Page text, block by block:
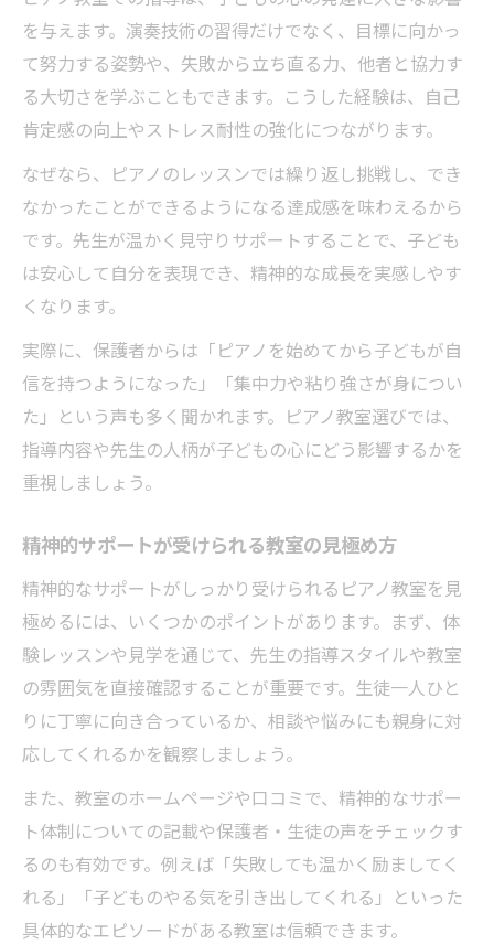
を与えます。演奏技術の習得だけでなく、目標に向かっ
て努力する姿勢や、失敗から立ち直る力、他者と協力す
る大切さを学ぶこともできます。こうした経験は、自己
肯定感の向上やストレス耐性の強化につながります。
なぜなら、ピアノのレッスンでは繰り返し挑戦し、でき
なかったことができるようになる達成感を味わえるから
です。先生が温かく見守りサポートすることで、子ども
は安心して自分を表現でき、精神的な成長を実感しやす
くなります。
実際に、保護者からは「ピアノを始めてから子どもが自
信を持つようになった」「集中力や粘り強さが身につい
た」という声も多く聞かれます。ピアノ教室選びでは、
指導内容や先生の人柄が子どもの心にどう影響するかを
重視しましょう。
精神的サポートが受けられる教室の見極め方
精神的なサポートがしっかり受けられるピアノ教室を見
極めるには、いくつかのポイントがあります。まず、体
験レッスンや見学を通じて、先生の指導スタイルや教室
の雰囲気を直接確認することが重要です。生徒一人ひと
りに丁寧に向き合っているか、相談や悩みにも親身に対
応してくれるかを観察しましょう。
また、教室のホームページや口コミで、精神的なサポー
ト体制についての記載や保護者・生徒の声をチェックす
るのも有効です。例えば「失敗しても温かく励ましてく
れる」「子どものやる気を引き出してくれる」といった
具体的なエピソードがある教室は信頼できます。